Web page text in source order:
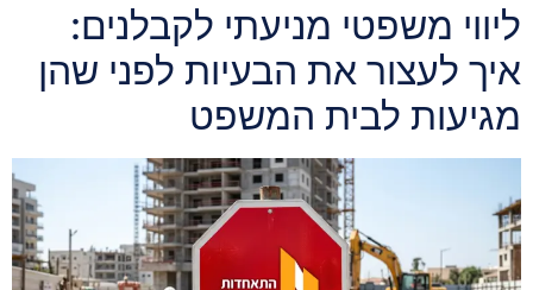
ליווי משפטי מניעתי לקבלנים:
איך לעצור את הבעיות לפני שהן
מגיעות לבית המשפט